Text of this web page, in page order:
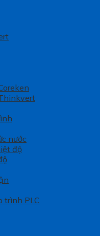
nước
độ
trình PLC